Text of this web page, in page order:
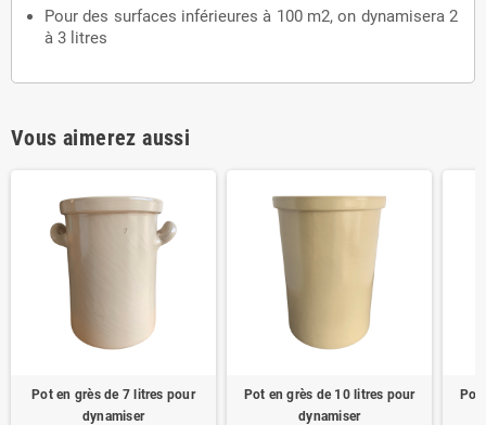
Pour des surfaces inférieures à 100 m2, on dynamisera 2
à 3 litres
Vous aimerez aussi
Pot en grès de 7 litres pour
dynamiser
Pot en grès de 10 litres pour
dynamiser
Pot